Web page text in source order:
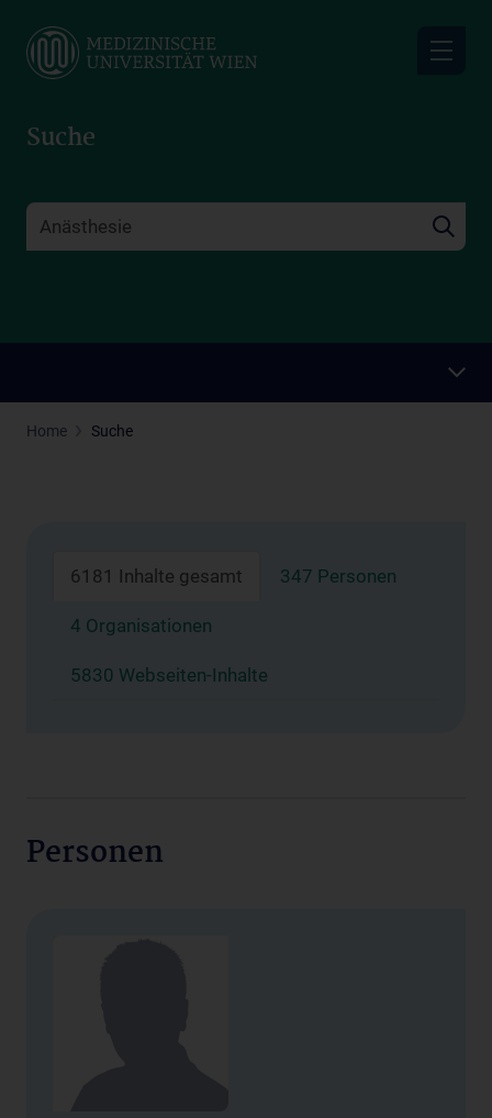
main
Suche
Home Suche
6181 Inhalte gesamt 347 Personen
4 Organisationen
5830 Webseiten-Inhalte
Personen